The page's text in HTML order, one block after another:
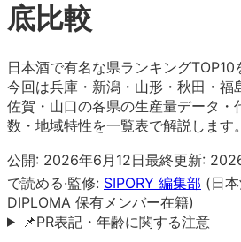
底比較
日本酒で有名な県ランキングTOP10
今回は兵庫・新潟・山形・秋田・福
佐賀・山口の各県の生産量データ・
数・地域特性を一覧表で解説します。
公開: 2026年6月12日最終更新:
で読める·監修: SIPORY 編集部 (日
DIPLOMA 保有メンバー在籍)
📌PR表記・年齢に関する注意